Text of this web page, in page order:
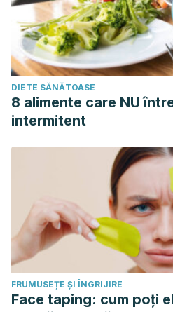
DIETE SĂNĂTOASE
8 alimente care NU
intermitent
FRUMUSEȚE ȘI ÎNGRIJIRE
Face taping: cum poți